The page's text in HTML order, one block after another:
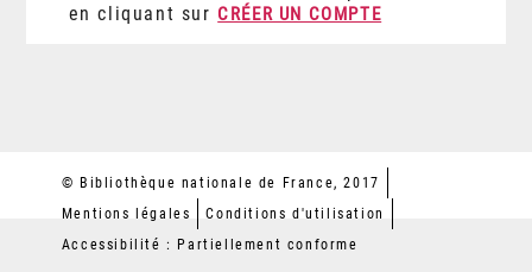
en cliquant sur CRÉER UN COMPTE
© Bibliothèque nationale de France, 2017
Mentions légales
Conditions d'utilisation
Accessibilité : Partiellement conforme